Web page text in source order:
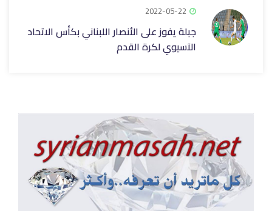
2022-05-22
جبلة يفوز على الأنصار اللبناني بكأس الاتحاد
الآسيوي لكرة القدم